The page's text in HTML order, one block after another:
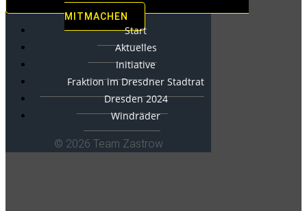
MITMACHEN
Start
Aktuelles
Initiative
Fraktion im Dresdner Stadtrat
Dresden 2024
Windräder
© 2026 Team Zastrow